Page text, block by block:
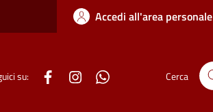
Accedi all'area personale
su: Cerca